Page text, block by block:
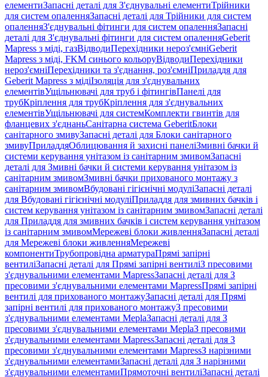
елементиЗапасні деталі для З'єднувальні елементиТрійники
для систем опаленняЗапасні деталі для Трійники для систем
опаленняЗ'єднувальні фітинги для систем опаленняЗапасні
деталі для З'єднувальні фітинги для систем опаленняGeberit
Mapress з міді, газВідводиПерехідники нероз'ємніGeberit
Mapress з міді, FKM синього кольоруВідводиПерехідники
нероз'ємніПерехідники та з'єднання, роз'ємніПриладдя для
Geberit Mapress з мідіІзоляція для з'єднувальних
елементівУщільнювачі для труб і фітингівПанелі для
трубКріплення для трубКріплення для з'єднувальних
елементівУщільнювачі для системКомплекти гвинтів для
фланцевих з'єднаньСанітарна система GeberitБлоки
санітарного змивуЗапасні деталі для Блоки санітарного
змивуПриладдяОблицювання й захисні панеліЗмивні бачки й
системи керування унітазом із санітарним змивомЗапасні
деталі для Змивні бачки й системи керування унітазом із
санітарним змивомЗмивні бачки прихованого монтажу з
санітарним змивомВбудовані гігієнічні модуліЗапасні деталі
для Вбудовані гігієнічні модуліПриладдя для змивних бачків і
систем керування унітазом із санітарним змивомЗапасні деталі
для Приладдя для змивних бачків і систем керування унітазом
із санітарним змивомМережеві блоки живленняЗапасні деталі
для Мережеві блоки живленняМережеві
компонентиТрубопровідна арматураПрямі запірні
вентиліЗапасні деталі для Прямі запірні вентиліЗ пресовими
з'єднувальними елементами MapressЗапасні деталі для З
пресовими з'єднувальними елементами MapressПрямі запірні
вентилі для прихованого монтажуЗапасні деталі для Прямі
запірні вентилі для прихованого монтажуЗ пресовими
з'єднувальними елементами MeplaЗапасні деталі для З
пресовими з'єднувальними елементами MeplaЗ пресовими
з'єднувальними елементами MapressЗапасні деталі для З
пресовими з'єднувальними елементами MapressЗ нарізними
з'єднувальними елементамиЗапасні деталі для З нарізними
з'єднувальними елементамиПрямоточні вентиліЗапасні деталі